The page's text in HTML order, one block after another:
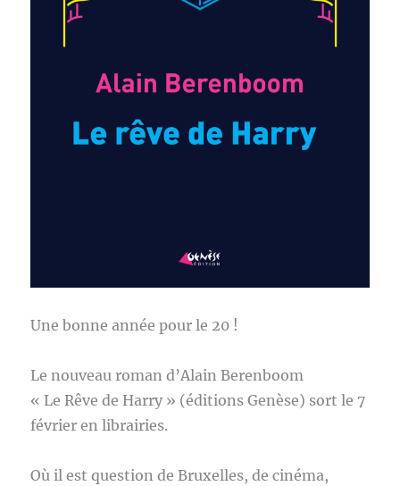
Une bonne année pour le 20 !
Le nouveau roman d’Alain Berenboom
« Le Rêve de Harry » (éditions Genèse) sort le 7
février en librairies.
Où il est question de Bruxelles, de cinéma,